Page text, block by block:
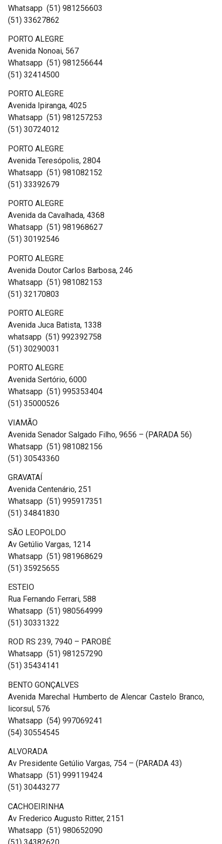
Whatsapp (51) 981256603
(51) 33627862
PORTO ALEGRE
Avenida Nonoai, 567
Whatsapp (51) 981256644
(51) 32414500
PORTO ALEGRE
Avenida Ipiranga, 4025
Whatsapp (51) 981257253
(51) 30724012
PORTO ALEGRE
Avenida Teresópolis, 2804
Whatsapp (51) 981082152
(51) 33392679
PORTO ALEGRE
Avenida da Cavalhada, 4368
Whatsapp (51) 981968627
(51) 30192546
PORTO ALEGRE
Avenida Doutor Carlos Barbosa, 246
Whatsapp (51) 981082153
(51) 32170803
PORTO ALEGRE
Avenida Juca Batista, 1338
whatsapp (51) 992392758
(51) 30290031
PORTO ALEGRE
Avenida Sertório, 6000
Whatsapp (51) 995353404
(51) 35000526
VIAMÃO
Avenida Senador Salgado Filho, 9656 – (PARADA 56)
Whatsapp (51) 981082156
(51) 30543360
GRAVATAÍ
Avenida Centenário, 251
Whatsapp (51) 995917351
(51) 34841830
SÃO LEOPOLDO
Av Getúlio Vargas, 1214
Whatsapp (51) 981968629
(51) 35925655
ESTEIO
Rua Fernando Ferrari, 588
Whatsapp (51) 980564999
(51) 30331322
ROD RS 239, 7940 – PAROBÉ
Whatsapp (51) 981257290
(51) 35434141
BENTO GONÇALVES
Avenida Marechal Humberto de Alencar Castelo Branco,
licorsul, 576
Whatsapp (54) 997069241
(54) 30554545
ALVORADA
Av Presidente Getúlio Vargas, 754 – (PARADA 43)
Whatsapp (51) 999119424
(51) 30443277
CACHOEIRINHA
Av Frederico Augusto Ritter, 2151
Whatsapp (51) 980652090
(51) 34382620